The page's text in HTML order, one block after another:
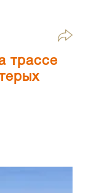
трассе